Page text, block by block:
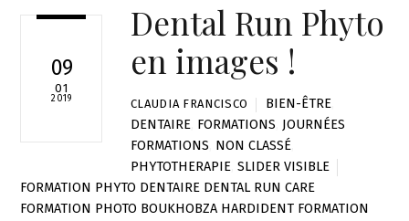
09
01
2019
Dental Run Phyto
en images !
CLAUDIA FRANCISCO BIEN-ÊTRE
DENTAIRE, FORMATIONS JOURNÉES
FORMATIONS NON CLASSÉ,
PHYTOTHERAPIE, SLIDER VISIBLE
FORMATION PHYTO DENTAIRE DENTAL RUN CARE
FORMATION PHOTO BOUKHOBZA HARDIDENT FORMATION